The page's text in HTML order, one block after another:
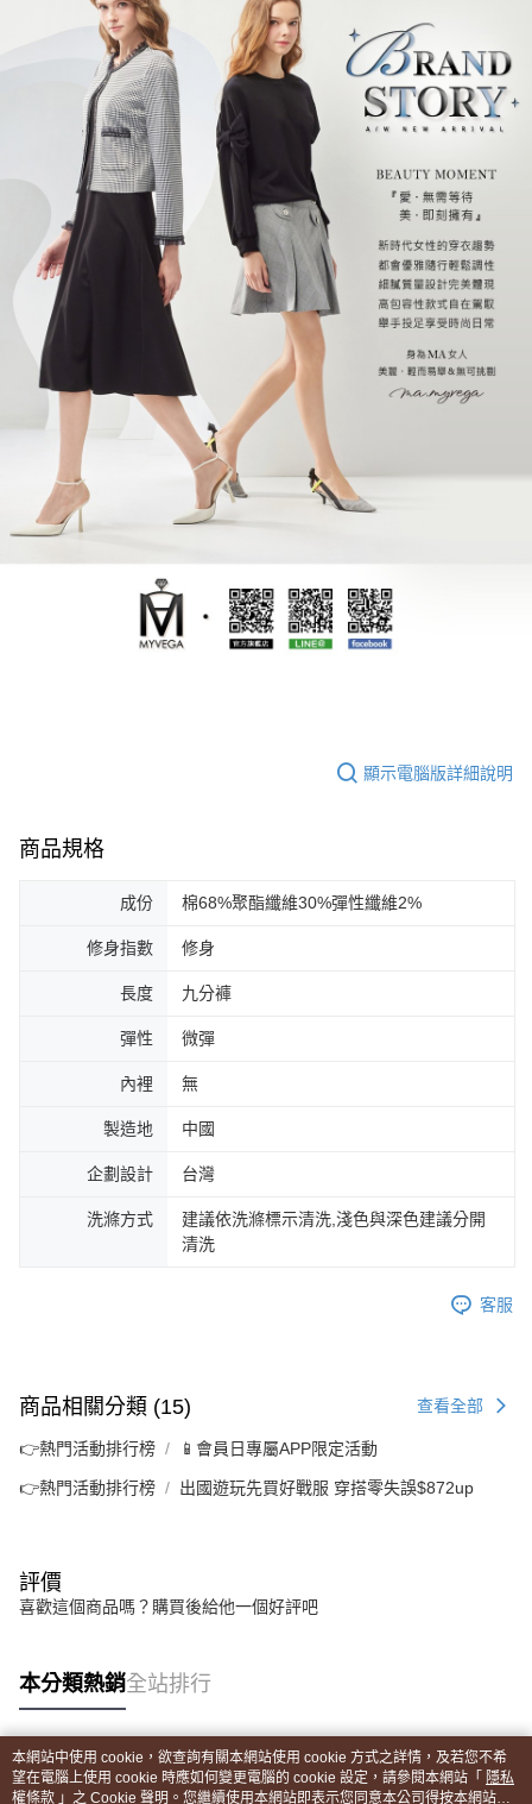
顯示電腦版詳細說明
商品規格
成份 棉68%聚酯纖維30%彈性纖維2%
修身指數 修身
長度 九分褲
彈性 微彈
內裡 無
製造地 中國
企劃設計 台灣
洗滌方式
建議依洗滌標示清洗,淺色與深色建議分開
清洗
客服
商品相關分類 (15) 查看全部
👉熱門活動排行榜 📱會員日專屬APP限定活動
👉熱門活動排行榜 出國遊玩先買好戰服 穿搭零失誤$872up
評價
喜歡這個商品嗎？購買後給他一個好評吧
本分類熱銷全站排行
熱門標籤
本網站中使用 cookie，欲查詢有關本網站使用 cookie 方式之詳情，及若您不希
望在電腦上使用 cookie 時應如何變更電腦的 cookie 設定，請參閱本網站「 隱私
權條款 」之 Cookie 聲明。您繼續使用本網站即表示您同意本公司得按本網站使